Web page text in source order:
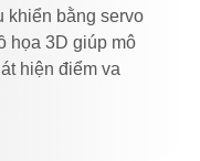
khiển bằng servo
họa 3D giúp mô
hiện điểm va